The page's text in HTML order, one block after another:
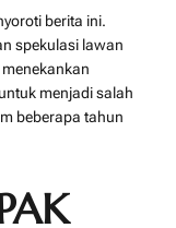
berita ini.
spekulasi lawan
menjadi salah
beberapa tahun